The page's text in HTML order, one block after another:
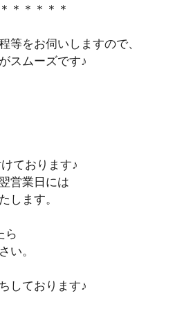
＊＊＊＊＊
等をお伺いしますので、
スムーズです♪
ております♪
営業日には
します。
ら
い。
しております♪